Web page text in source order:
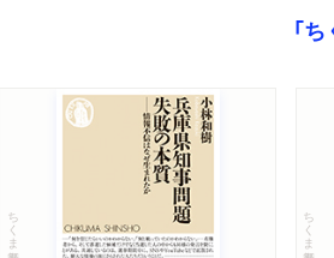
「
ちくま新書 ちくま新書